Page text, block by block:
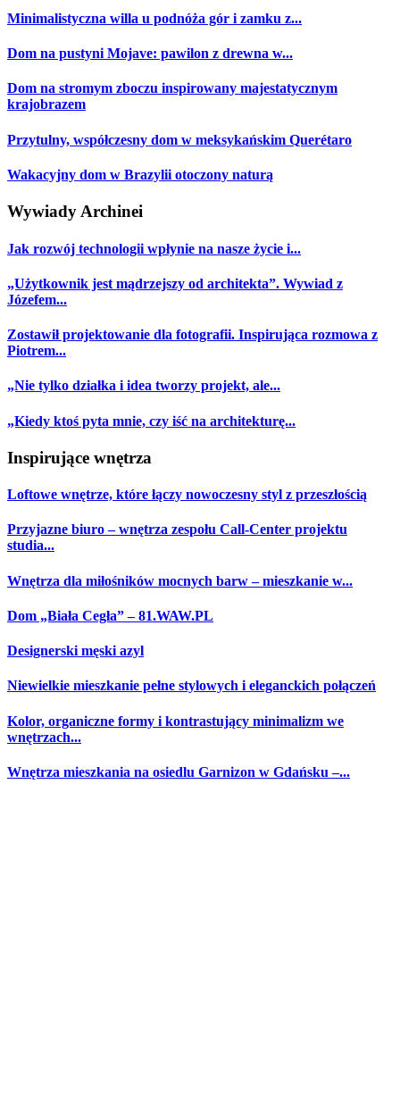
Minimalistyczna willa u podnóża gór i zamku z...
Dom na pustyni Mojave: pawilon z drewna w...
Dom na stromym zboczu inspirowany majestatycznym
krajobrazem
Przytulny, współczesny dom w meksykańskim Querétaro
Wakacyjny dom w Brazylii otoczony naturą
Wywiady Archinei
Jak rozwój technologii wpłynie na nasze życie i...
„Użytkownik jest mądrzejszy od architekta”. Wywiad z
Józefem...
Zostawił projektowanie dla fotografii. Inspirująca rozmowa z
Piotrem...
„Nie tylko działka i idea tworzy projekt, ale...
„Kiedy ktoś pyta mnie, czy iść na architekturę...
Inspirujące wnętrza
Loftowe wnętrze, które łączy nowoczesny styl z przeszłością
Przyjazne biuro – wnętrza zespołu Call-Center projektu
studia...
Wnętrza dla miłośników mocnych barw – mieszkanie w...
Dom „Biała Cegła” – 81.WAW.PL
Designerski męski azyl
Niewielkie mieszkanie pełne stylowych i eleganckich połączeń
Kolor, organiczne formy i kontrastujący minimalizm we
wnętrzach...
Wnętrza mieszkania na osiedlu Garnizon w Gdańsku –...